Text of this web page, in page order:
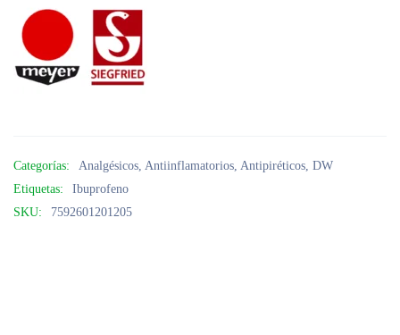
Categorías: Analgésicos, Antiinflamatorios, Antipiréticos, DW
Etiquetas:
Ibuprofeno
SKU:
7592601201205